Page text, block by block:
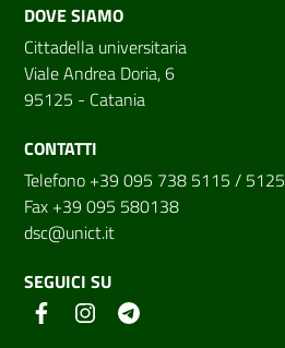
DOVE SIAMO
Cittadella universitaria
Viale Andrea Doria, 6
95125 - Catania
CONTATTI
Telefono +39 095 738 5115 / 5125
Fax +39 095 580138
dsc@unict.it
SEGUICI SU